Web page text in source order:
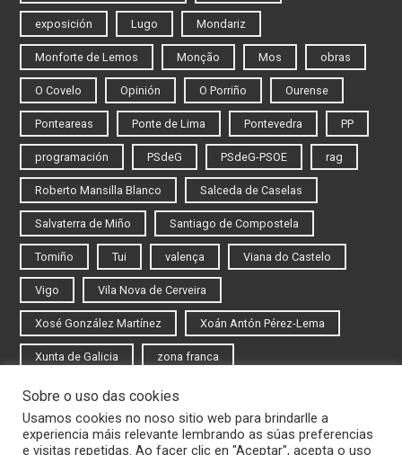
exposición Lugo Mondariz
Monforte de Lemos Monção Mos obras
O Covelo Opinión O Porriño Ourense
Ponteareas Ponte de Lima Pontevedra PP
programación PSdeG PSdeG-PSOE rag
Roberto Mansilla Blanco Salceda de Caselas
Salvaterra de Miño Santiago de Compostela
Tomiño Tui valença Viana do Castelo
Vigo Vila Nova de Cerveira
Xosé González Martínez Xoán Antón Pérez-Lema
Xunta de Galicia zona franca
Iniciar sesión
Rexistrarse
Sobre o uso das cookies
Usamos cookies no noso sitio web para brindarlle a
experiencia máis relevante lembrando as súas preferencias
e visitas repetidas. Ao facer clic en "Aceptar", acepta o uso